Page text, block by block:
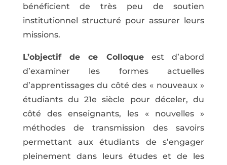
bénéficient de très peu de soutien
institutionnel structuré pour assurer leurs
missions.
L’objectif de ce Colloqueest d’abord
d’examiner les formes actuelles
d’apprentissages du côté des « nouveaux »
étudiants du 21e siècle pour déceler, du
côté des enseignants, les « nouvelles »
méthodes de transmission des savoirs
permettant aux étudiants de s’engager
pleinement dans leurs études et de les